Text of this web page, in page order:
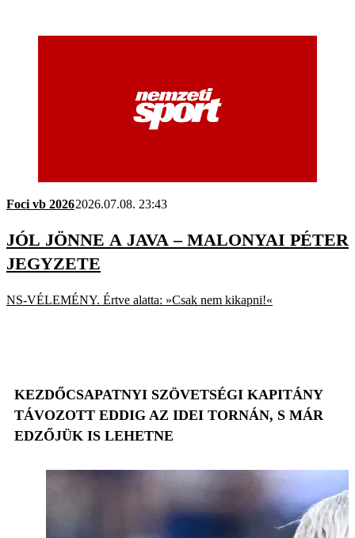
Foci vb 20262026.07.08. 23:43
JÓL JÖNNE A JAVA – MALONYAI PÉTER
JEGYZETE
NS-VÉLEMÉNY. Értve alatta: »Csak nem kikapni!«
KEZDŐCSAPATNYI SZÖVETSÉGI KAPITÁNY
TÁVOZOTT EDDIG AZ IDEI TORNÁN, S MÁR
EDZŐJÜK IS LEHETNE